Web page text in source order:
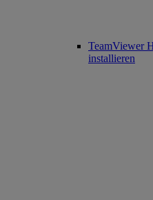
TeamViewer
installieren